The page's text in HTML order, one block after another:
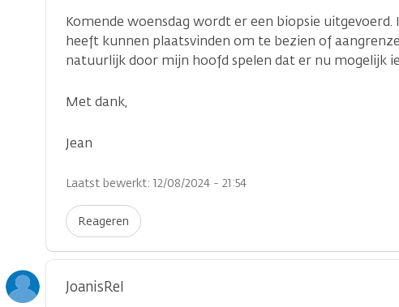
Komende woensdag wordt er een biopsie
heeft kunnen plaatsvinden om te bezien of
natuurlijk door mijn hoofd spelen dat er nu mogelijk
Met dank,
Jean
Laatst bewerkt: 12/08/2024 - 21:54
Reageren
JoanisRel